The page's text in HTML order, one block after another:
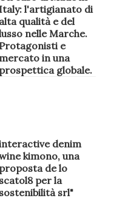
Italy: l'artigianato di
alta qualità e del
nelle Marche.
Protagonisti e
mercato in una
prospettica globale.
denim
kimono, una
proposta de lo
scatol8 per la
sostenibilità srl"